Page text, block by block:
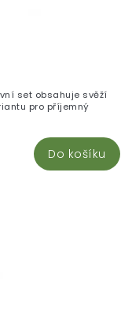
Do košíku
set obsahuje svěží
pro příjemný